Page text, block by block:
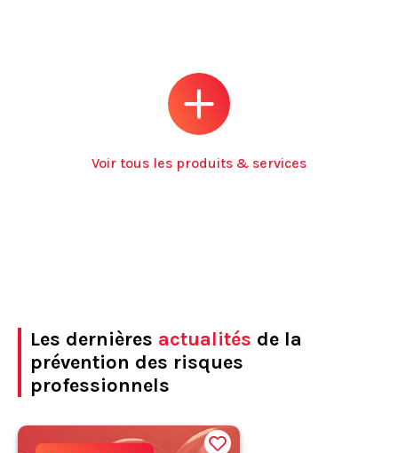
Voir tous les produits & services
Les dernières actualités de la
prévention des risques
professionnels